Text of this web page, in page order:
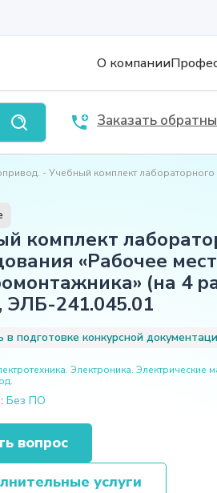
О компании
Заказать
Учебный комплект лабораторного
комплект
«Рабочее
(на 4
ЭЛБ-241.045.01
подготовке конкурсной
Электроника. Электрические
Без ПО
вопрос
услуги